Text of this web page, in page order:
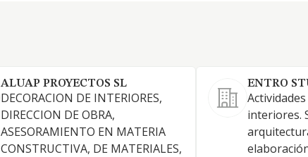
ALUAP PROYECTOS SL
DECORACION DE INTERIORES,
DIRECCION DE OBRA,
ASESORAMIENTO EN MATERIA
CONSTRUCTIVA, DE MATERIALES,
ENTRO
interiores.